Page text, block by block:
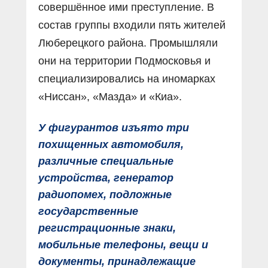
совершённое ими преступление. В
состав группы входили пять жителей
Люберецкого района. Промышляли
они на территории Подмосковья и
специализировались на иномарках
«Ниссан», «Мазда» и «Киа».
У фигурантов изъято три
похищенных автомобиля,
различные специальные
устройства, генератор
радиопомех, подложные
государственные
регистрационные знаки,
мобильные телефоны, вещи и
документы, принадлежащие